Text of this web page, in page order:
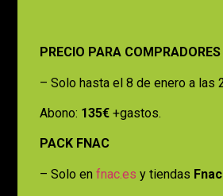
PRECIO PARA
– Solo hasta el 8 de enero a las
Abono: 135€ +gastos.
PACK FNAC
– Solo en fnac.es y tiendas